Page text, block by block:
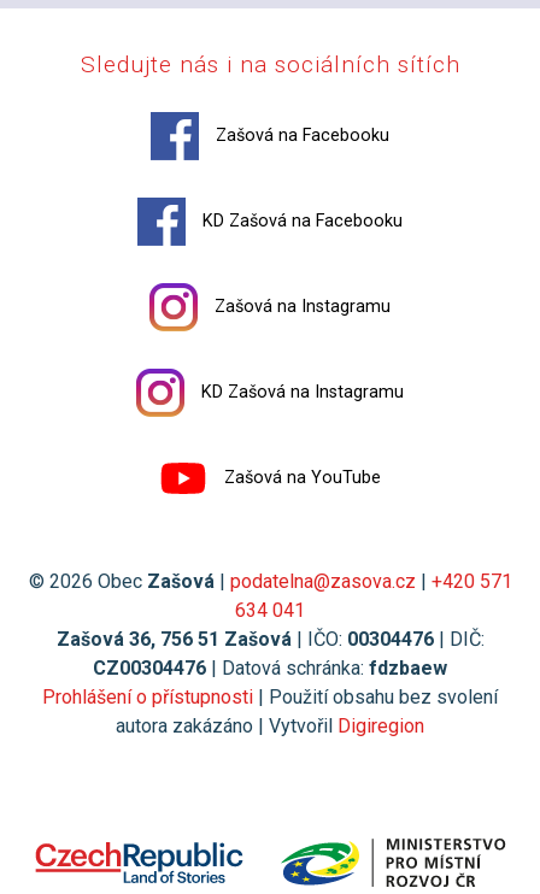
Sledujte nás i na sociálních sítích
Zašová na Facebooku
KD Zašová na Facebooku
Zašová na Instagramu
KD Zašová na Instagramu
Zašová na YouTube
© 2026 Obec Zašová | podatelna@zasova.cz | +420 571
634 041
Zašová 36, 756 51 Zašová | IČO: 00304476| DIČ:
CZ00304476 | Datová schránka: fdzbaew
Prohlášení o přístupnosti | Použití obsahu bez svolení
autora zakázáno | Vytvořil Digiregion